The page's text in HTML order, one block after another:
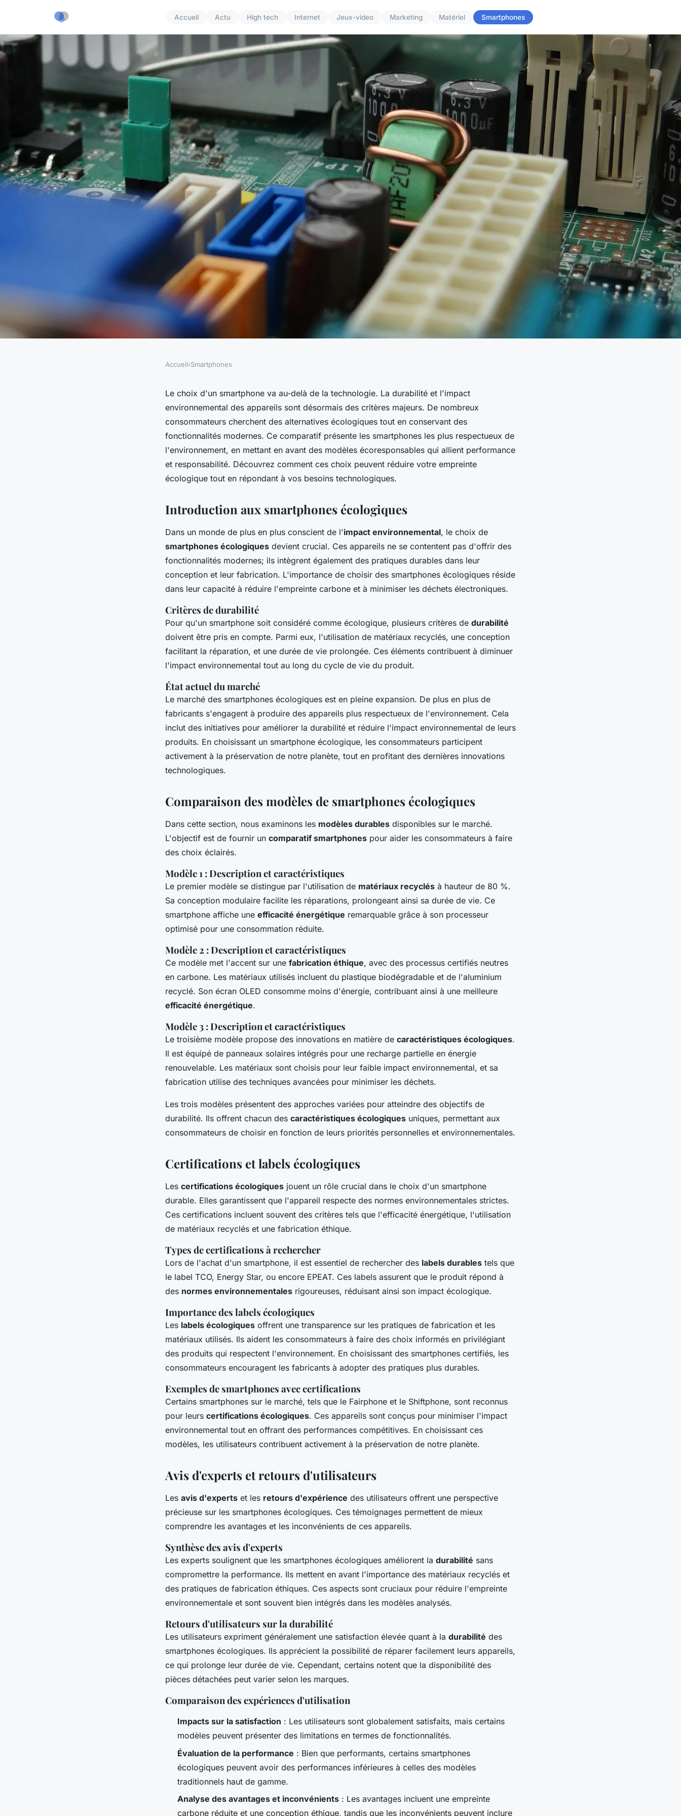
Accueil Actu High tech Internet Jeux-video Marketing Matériel Smartphones
Comparatif smartphones : Les choix
les plus écologiques
Accueil›Smartphones
Le choix d'un smartphone va au-delà de la technologie. La durabilité et l'impact
environnemental des appareils sont désormais des critères majeurs. De nombreux
consommateurs cherchent des alternatives écologiques tout en conservant des
fonctionnalités modernes. Ce comparatif présente les smartphones les plus respectueux de
l'environnement, en mettant en avant des modèles écoresponsables qui allient performance
et responsabilité. Découvrez comment ces choix peuvent réduire votre empreinte
écologique tout en répondant à vos besoins technologiques.
Introduction aux smartphones écologiques
Dans un monde de plus en plus conscient de l'impact environnemental, le choix de
smartphones écologiques devient crucial. Ces appareils ne se contentent pas d'offrir des
fonctionnalités modernes; ils intègrent également des pratiques durables dans leur
conception et leur fabrication. L'importance de choisir des smartphones écologiques réside
dans leur capacité à réduire l'empreinte carbone et à minimiser les déchets électroniques.
Critères de durabilité
Pour qu'un smartphone soit considéré comme écologique, plusieurs critères de durabilité
doivent être pris en compte. Parmi eux, l'utilisation de matériaux recyclés, une conception
facilitant la réparation, et une durée de vie prolongée. Ces éléments contribuent à diminuer
l'impact environnemental tout au long du cycle de vie du produit.
État actuel du marché
Le marché des smartphones écologiques est en pleine expansion. De plus en plus de
fabricants s'engagent à produire des appareils plus respectueux de l'environnement. Cela
inclut des initiatives pour améliorer la durabilité et réduire l'impact environnemental de leurs
produits. En choisissant un smartphone écologique, les consommateurs participent
activement à la préservation de notre planète, tout en profitant des dernières innovations
technologiques.
Comparaison des modèles de smartphones écologiques
Dans cette section, nous examinons les modèles durables disponibles sur le marché.
L'objectif est de fournir un comparatif smartphones pour aider les consommateurs à faire
des choix éclairés.
Modèle 1 : Description et caractéristiques
Le premier modèle se distingue par l'utilisation de matériaux recyclés à hauteur de 80 %.
Sa conception modulaire facilite les réparations, prolongeant ainsi sa durée de vie. Ce
smartphone affiche une efficacité énergétique remarquable grâce à son processeur
optimisé pour une consommation réduite.
Modèle 2 : Description et caractéristiques
Ce modèle met l'accent sur une fabrication éthique, avec des processus certifiés neutres
en carbone. Les matériaux utilisés incluent du plastique biodégradable et de l'aluminium
recyclé. Son écran OLED consomme moins d'énergie, contribuant ainsi à une meilleure
efficacité énergétique.
Modèle 3 : Description et caractéristiques
Le troisième modèle propose des innovations en matière de caractéristiques écologiques.
Il est équipé de panneaux solaires intégrés pour une recharge partielle en énergie
renouvelable. Les matériaux sont choisis pour leur faible impact environnemental, et sa
fabrication utilise des techniques avancées pour minimiser les déchets.
Les trois modèles présentent des approches variées pour atteindre des objectifs de
durabilité. Ils offrent chacun des caractéristiques écologiques uniques, permettant aux
consommateurs de choisir en fonction de leurs priorités personnelles et environnementales.
Certifications et labels écologiques
Les certifications écologiques jouent un rôle crucial dans le choix d'un smartphone
durable. Elles garantissent que l'appareil respecte des normes environnementales strictes.
Ces certifications incluent souvent des critères tels que l'efficacité énergétique, l'utilisation
de matériaux recyclés et une fabrication éthique.
Types de certifications à rechercher
Lors de l'achat d'un smartphone, il est essentiel de rechercher des labels durables tels que
le label TCO, Energy Star, ou encore EPEAT. Ces labels assurent que le produit répond à
des normes environnementales rigoureuses, réduisant ainsi son impact écologique.
Importance des labels écologiques
Les labels écologiques offrent une transparence sur les pratiques de fabrication et les
matériaux utilisés. Ils aident les consommateurs à faire des choix informés en privilégiant
des produits qui respectent l'environnement. En choisissant des smartphones certifiés, les
consommateurs encouragent les fabricants à adopter des pratiques plus durables.
Exemples de smartphones avec certifications
Certains smartphones sur le marché, tels que le Fairphone et le Shiftphone, sont reconnus
pour leurs certifications écologiques. Ces appareils sont conçus pour minimiser l'impact
environnemental tout en offrant des performances compétitives. En choisissant ces
modèles, les utilisateurs contribuent activement à la préservation de notre planète.
Avis d'experts et retours d'utilisateurs
Les avis d'experts et les retours d'expérience des utilisateurs offrent une perspective
précieuse sur les smartphones écologiques. Ces témoignages permettent de mieux
comprendre les avantages et les inconvénients de ces appareils.
Synthèse des avis d'experts
Les experts soulignent que les smartphones écologiques améliorent la durabilité sans
compromettre la performance. Ils mettent en avant l'importance des matériaux recyclés et
des pratiques de fabrication éthiques. Ces aspects sont cruciaux pour réduire l'empreinte
environnementale et sont souvent bien intégrés dans les modèles analysés.
Retours d'utilisateurs sur la durabilité
Les utilisateurs expriment généralement une satisfaction élevée quant à la durabilité des
smartphones écologiques. Ils apprécient la possibilité de réparer facilement leurs appareils,
ce qui prolonge leur durée de vie. Cependant, certains notent que la disponibilité des
pièces détachées peut varier selon les marques.
Comparaison des expériences d'utilisation
Impacts sur la satisfaction : Les utilisateurs sont globalement satisfaits, mais certains
modèles peuvent présenter des limitations en termes de fonctionnalités.
Évaluation de la performance : Bien que performants, certains smartphones
écologiques peuvent avoir des performances inférieures à celles des modèles
traditionnels haut de gamme.
Analyse des avantages et inconvénients : Les avantages incluent une empreinte
carbone réduite et une conception éthique, tandis que les inconvénients peuvent inclure